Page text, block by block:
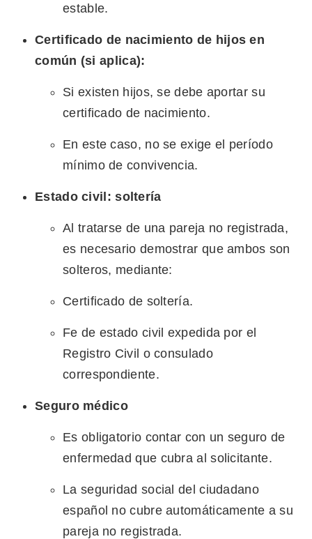
estable.
Certificado de nacimiento de hijos en
común (si aplica):
Si existen hijos, se debe aportar su
certificado de nacimiento.
En este caso, no se exige el período
mínimo de convivencia.
Estado civil: soltería
Al tratarse de una pareja no registrada,
es necesario demostrar que ambos son
solteros, mediante:
Certificado de soltería.
Fe de estado civil expedida por el
Registro Civil o consulado
correspondiente.
Seguro médico
Es obligatorio contar con un seguro de
enfermedad que cubra al solicitante.
La seguridad social del ciudadano
español no cubre automáticamente a su
pareja no registrada.